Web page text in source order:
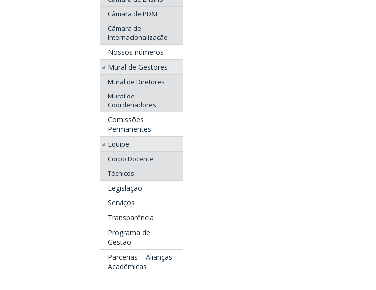
Câmara de PD&I
Câmara de
Internacionalização
Nossos números
Mural de Gestores
Mural de Diretores
Mural de
Coordenadores
Comissões
Permanentes
Equipe
Corpo Docente
Técnicos
Legislação
Serviços
Transparência
Programa de
Gestão
Parcerias – Alianças
Acadêmicas